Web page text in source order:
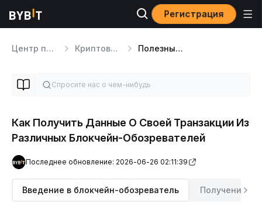
Регистрация
Центр помощи Криптовалютный Депозит/Снятие Полезные советы по крипто депозитам и выводам
Как Получить Данные О Своей Транзакции Из
Различных Блокчейн-Обозревателей
Последнее обновление: 2026-06-26 02:11:39
Введение в блокчейн-обозреватель Получение